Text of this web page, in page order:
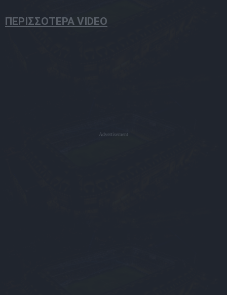
ΠΕΡΙΣΣΟΤΕΡΑ VIDEO
Advertisement